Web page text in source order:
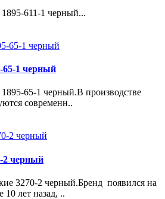
611-1 черный...
65-1 черный
65-1 черный.В производстве
современн..
2 черный
3270-2 черный.Бренд появился на
10 лет назад, ..